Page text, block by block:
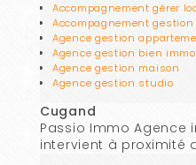
Accompagnement gérer
Accompagnement
Agence gestion
Agence gestion bien
Agence gestion maison
Agence gestion studio
Cugand
Passio Immo Agence
intervient à proximité